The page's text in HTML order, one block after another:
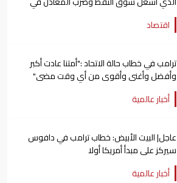
العالم
اقتصاد
ترامب في خطاب حالة الاتحاد :"أمتنا عادت أكبر
وأفضل وأغنى وأقوى من أي وقت مضى"
أخبار عالمية
عاجل| البيت الأبيض: خطاب ترامب في دافوس
سيركز على مبدأ أمريكا أولا
أخبار عالمية